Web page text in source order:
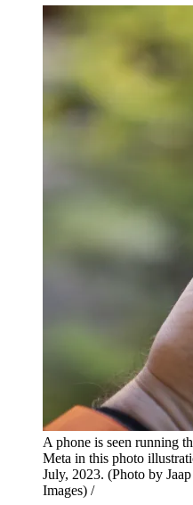
A phone is seen running
Meta in this photo
July, 2023. (Photo by
Images) /